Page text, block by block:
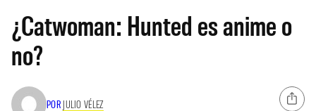
¿Catwoman: Hunted es anime o
no?
POR JULIO VÉLEZ